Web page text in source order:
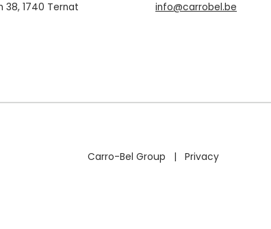
38, 1740 Ternat
info@carrobel.be
Carro-Bel Group | Privacy